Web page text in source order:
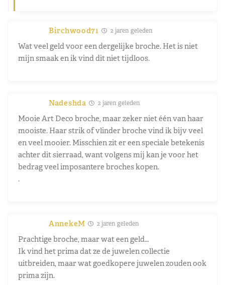
Birchwood71 2 jaren geleden
Wat veel geld voor een dergelijke broche. Het is niet
mijn smaak en ik vind dit niet tijdloos.
Nadeshda 2 jaren geleden
Mooie Art Deco broche, maar zeker niet één van haar
mooiste. Haar strik of vlinder broche vind ik bijv veel
en veel mooier. Misschien zit er een speciale betekenis
achter dit sierraad, want volgens mij kan je voor het
bedrag veel imposantere broches kopen.
.
AnnekeM 2 jaren geleden
Prachtige broche, maar wat een geld…
Ik vind het prima dat ze de juwelen collectie
uitbreiden, maar wat goedkopere juwelen zouden ook
prima zijn.